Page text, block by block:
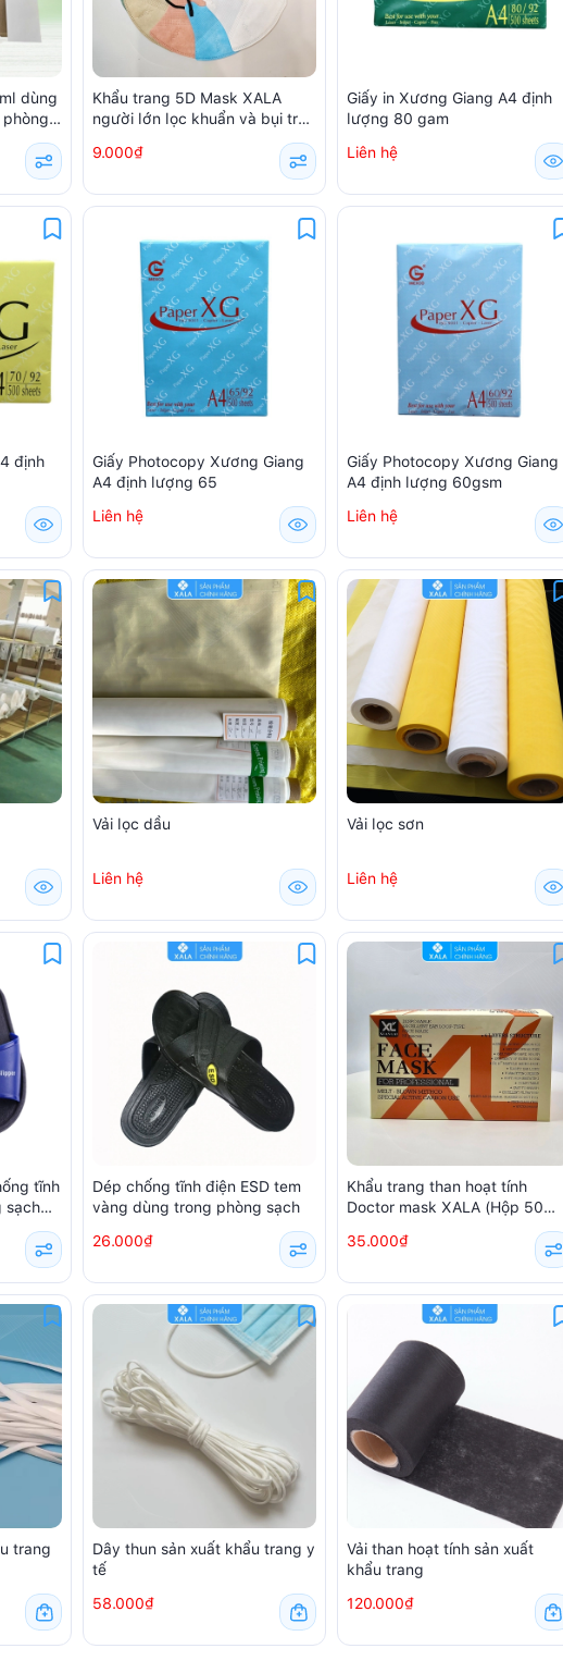
dùng
Khẩu trang 5D Mask XALA
người lớn lọc khuẩn và bụi trên
9.000₫
Giấy in Xương Giang A4 định
lượng 80 gam
Liên hệ
định
Giấy Photocopy Xương Giang
A4 định lượng 65
Liên hệ
Giấy Photocopy Xương Giang
A4 định lượng 60gsm
Liên hệ
Vải lọc dầu
Liên hệ
Vải lọc sơn
Liên hệ
tĩnh
sạch
Dép chống tĩnh điện ESD tem
vàng dùng trong phòng sạch
26.000₫
Khẩu trang than hoạt tính
Doctor mask XALA (Hộp 50
35.000₫
trang
Dây thun sản xuất khẩu trang y
tế
58.000₫
Vải than hoạt tính sản xuất
khẩu trang
120.000₫